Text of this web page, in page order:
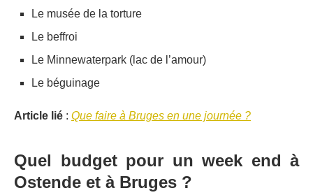
Le musée de la torture
Le beffroi
Le Minnewaterpark (lac de l’amour)
Le béguinage
Article lié : Que faire à Bruges en une journée ?
Quel budget pour un week end à
Ostende et à Bruges ?